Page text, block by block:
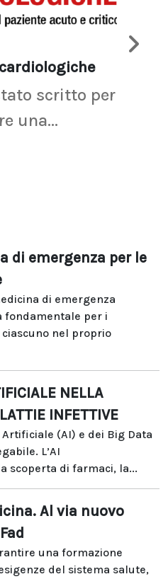
scritto per
una...
di emergenza per le
di emergenza
fondamentale per i
nel proprio
NELLA
INFETTIVE
(AI) e dei Big Data
L’AI
scoperta di farmaci, la...
Al via nuovo
una formazione
del sistema salute,